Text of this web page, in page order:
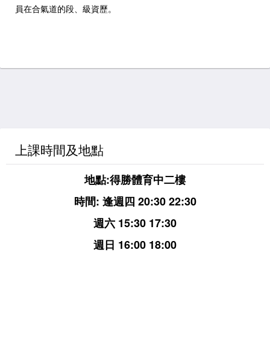
員在合氣道的段、級資歷。
上課時間及地點
地點:得勝體育中二樓
時間: 逢週四 20:30 22:30
週六 15:30 17:30
週日 16:00 18:00